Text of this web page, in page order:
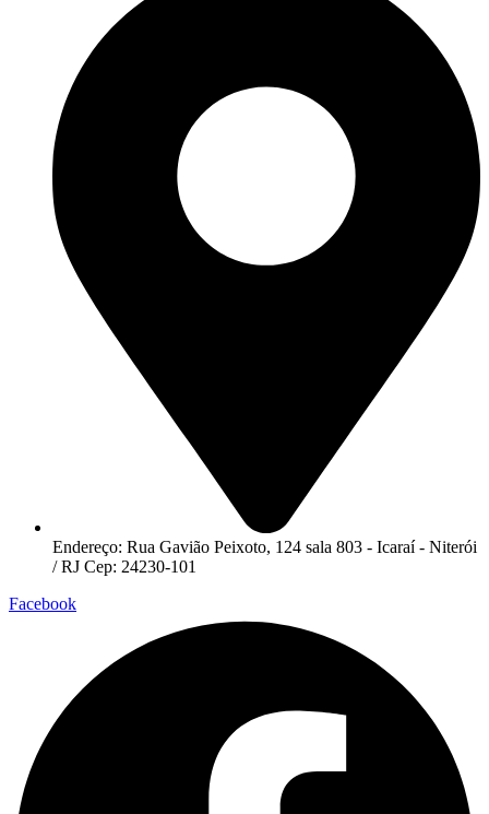
Endereço: Rua Gavião Peixoto, 124 sala 803 - Icaraí - Niterói
/ RJ Cep: 24230-101
Facebook